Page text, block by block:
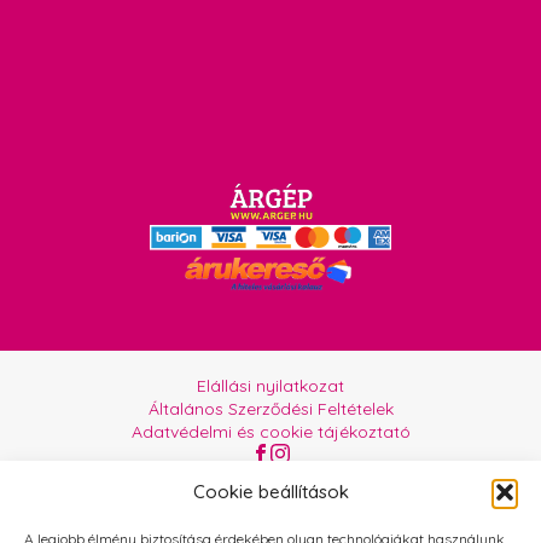
Cookie beállítások
A legjobb élmény biztosítása érdekében olyan technológiákat használunk,
Elállási nyilatkozat
Általános Szerződési Feltételek
Adatvédelmi és cookie tájékoztató